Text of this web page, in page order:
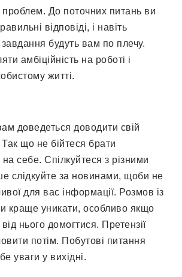
проблем. До поточних питань ви
відповіді, і навіть
будуть вам по плечу.
амбіційність на роботі і
житті.
доведеться доводити свій
що не бійтеся брати
на себе. Спілкуйтеся з різними
слідкуйте за новинами, щоби не
​​для вас інформації. Розмов із
краще уникати, особливо якщо
нього домогтися. Претензії
потім. Побутові питання
уваги у вихідні.